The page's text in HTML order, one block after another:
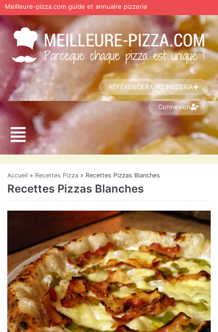
Aller
au
contenu
Meilleure-pizza.com guide et annuaire pizzeria
RÉFÉRENCER UNE PIZZERIA
Connexion
Accueil » Recettes Pizza » Recettes Pizzas Blanches
Recettes Pizzas Blanches